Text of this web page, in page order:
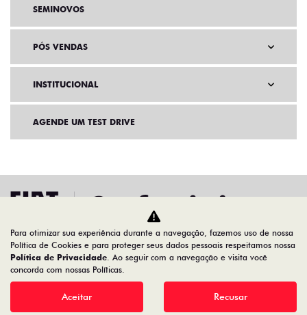
SEMINOVOS
PÓS VENDAS
INSTITUCIONAL
AGENDE UM TEST DRIVE
Home Ofertas
Desacelere. Seu bem maior é a vida.
Para otimizar sua experiência durante a navegação, fazemos uso de nossa
Política de Cookies e para proteger seus dados pessoais respeitamos nossa
Política de Privacidade. Ao seguir com a navegação e visita você
concorda com nossas Políticas.
Aceitar Recusar